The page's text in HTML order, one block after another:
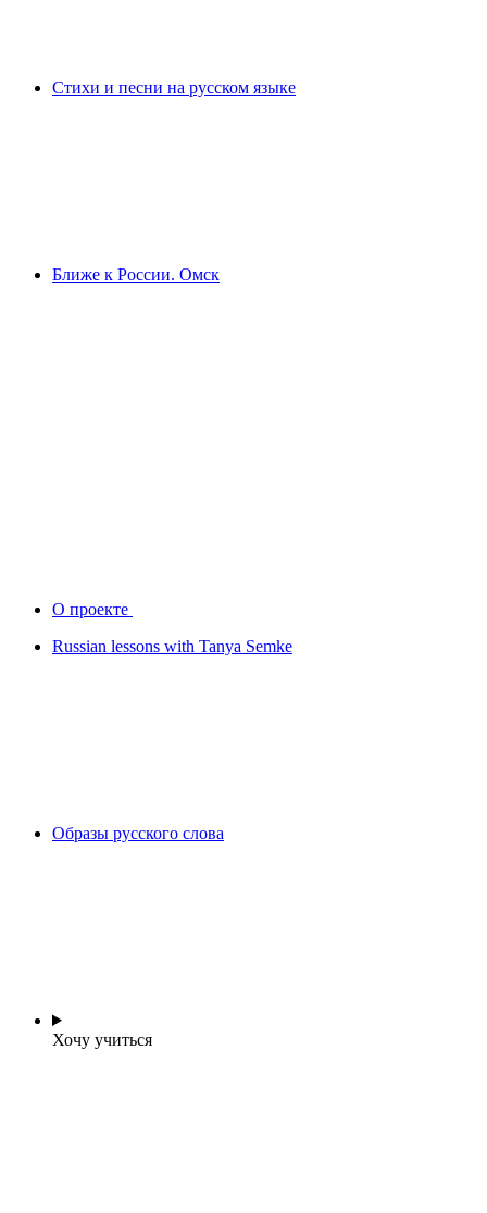
Стихи и песни на русском языке
Ближе к России. Омск
О проекте
Russian lessons with Tanya Semke
Образы русского слова
Хочу учиться